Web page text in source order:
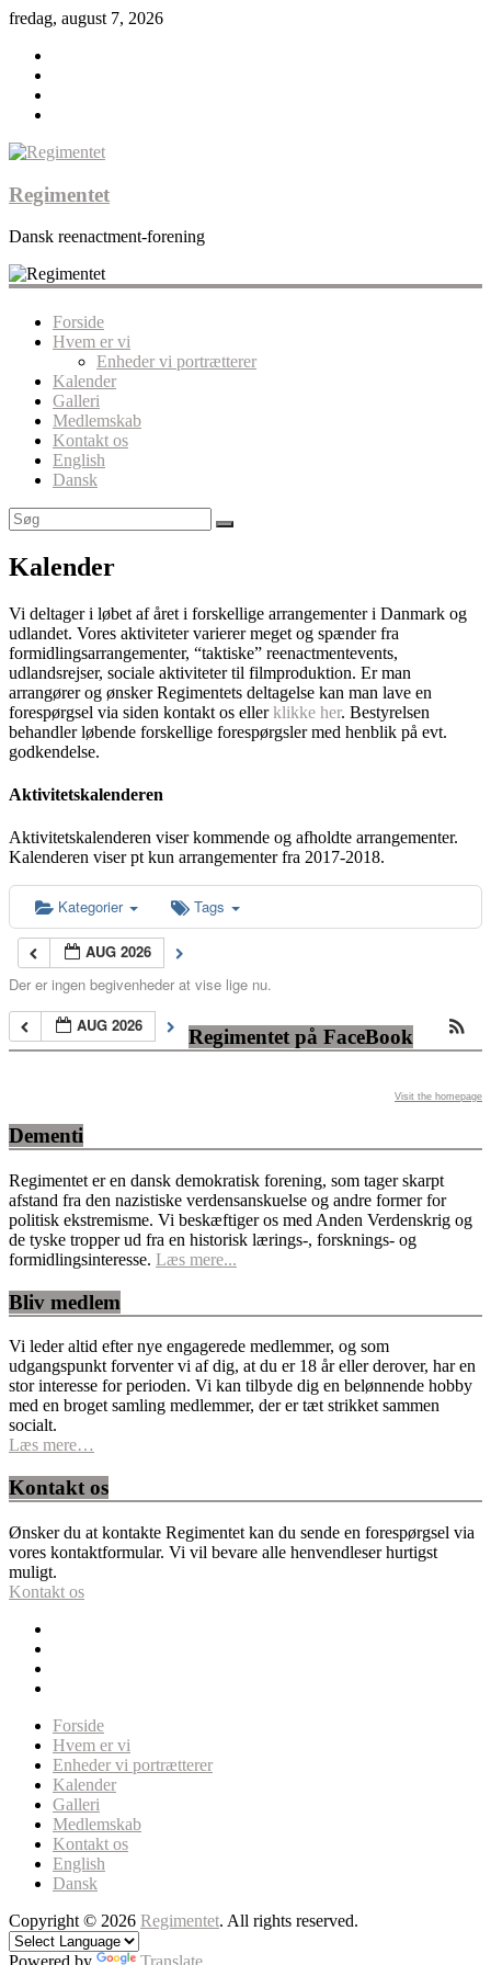
fredag, august 7, 2026
Regimentet
Dansk reenactment-forening
Forside
Hvem er vi
Enheder vi portrætterer
Kalender
Galleri
Medlemskab
Kontakt os
English
Dansk
Kalender
Vi deltager i løbet af året i forskellige arrangementer i Danmark og
udlandet. Vores aktiviteter varierer meget og spænder fra
formidlingsarrangementer, “taktiske” reenactmentevents,
udlandsrejser, sociale aktiviteter til filmproduktion. Er man
arrangører og ønsker Regimentets deltagelse kan man lave en
forespørgsel via siden kontakt os ellerklikke her. Bestyrelsen
behandler løbende forskellige forespørgsler med henblik på evt.
godkendelse.
Aktivitetskalenderen
Aktivitetskalenderen viser kommende og afholdte arrangementer.
Kalenderen viser pt kun arrangementer fra 2017-2018.
Kategorier Tags
AUG 2026
Der er ingen begivenheder at vise lige nu.
AUG 2026
Regimentet på FaceBook
Visit the homepage
Dementi
Regimentet er en dansk demokratisk forening, som tager skarpt
afstand fra den nazistiske verdensanskuelse og andre former for
politisk ekstremisme. Vi beskæftiger os med Anden Verdenskrig og
de tyske tropper ud fra en historisk lærings-, forsknings- og
formidlingsinteresse. Læs mere...
Bliv medlem
Vi leder altid efter nye engagerede medlemmer, og som
udgangspunkt forventer vi af dig, at du er 18 år eller derover, har en
stor interesse for perioden. Vi kan tilbyde dig en belønnende hobby
med en broget samling medlemmer, der er tæt strikket sammen
socialt.
Læs mere…
Kontakt os
Ønsker du at kontakte Regimentet kan du sende en forespørgsel via
vores kontaktformular. Vi vil bevare alle henvendleser hurtigst
muligt.
Kontakt os
Forside
Hvem er vi
Enheder vi portrætterer
Kalender
Galleri
Medlemskab
Kontakt os
English
Dansk
Copyright © 2026 Regimentet. All rights reserved.
Powered by Translate